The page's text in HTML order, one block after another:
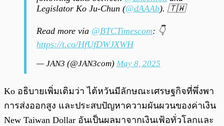
Legislator Ko Ju-Chun (@dAAAb). 🇹🇼
Read more via @BTCTimescom: 👇
https://t.co/HfUfDWJXWH
— JAN3 (@JAN3com) May 8, 2025
Ko อธิบายเพิ่มเติมว่า ไต้หวันมีลักษณะเศรษฐกิจที่พึ่งพา
การส่งออกสูง และประสบปัญหาความผันผวนของค่าเงิน
New Taiwan Dollar อันเป็นผลมาจากเงินเฟ้อทั่วโลกและ